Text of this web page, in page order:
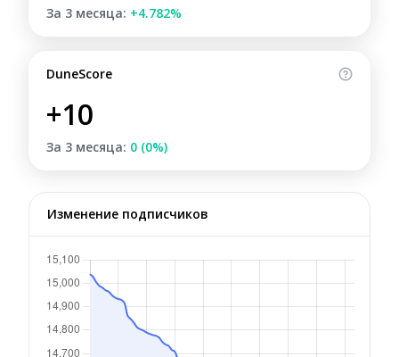
За 3 месяца: +4.782%
DuneScore
+10
За 3 месяца: 0 (0%)
Изменение подписчиков